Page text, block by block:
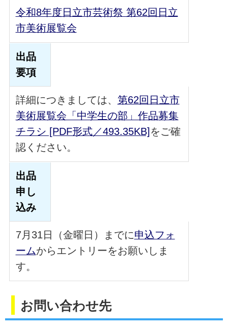
令和8年度日立市芸術祭 第62回日立
市美術展覧会
出品
要項
詳細につきましては、 第62回日立市
美術展覧会「中学生の部」作品募集
チラシ [PDF形式／493.35KB] をご確
認ください。
出品
申し
込み
7月31日（金曜日）までに申込フォ
ームからエントリーをお願いしま
す。
お問い合わせ先